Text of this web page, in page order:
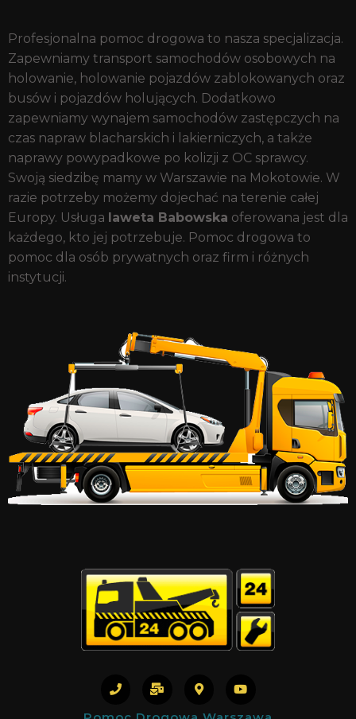
Profesjonalna pomoc drogowa to nasza specjalizacja.
Zapewniamy transport samochodów osobowych na
holowanie, holowanie pojazdów zablokowanych oraz
busów i pojazdów holujących. Dodatkowo
zapewniamy wynajem samochodów zastępczych na
czas napraw blacharskich i lakierniczych, a także
naprawy powypadkowe po kolizji z OC sprawcy.
Swoją siedzibę mamy w Warszawie na Mokotowie. W
razie potrzeby możemy dojechać na terenie całej
Europy. Usługa laweta Babowska oferowana jest dla
każdego, kto jej potrzebuje. Pomoc drogowa to
pomoc dla osób prywatnych oraz firm i różnych
instytucji.